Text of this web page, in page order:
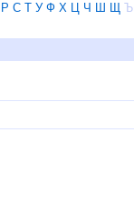
Р С Т У Ф Х Ц Ч Ш Щ Ъ